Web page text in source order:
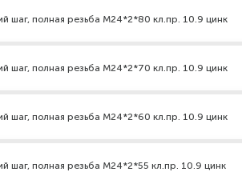
шаг, полная резьба M24*2*80 кл.пр. 10.9 цинк
шаг, полная резьба M24*2*70 кл.пр. 10.9 цинк
шаг, полная резьба M24*2*60 кл.пр. 10.9 цинк
шаг, полная резьба M24*2*55 кл.пр. 10.9 цинк